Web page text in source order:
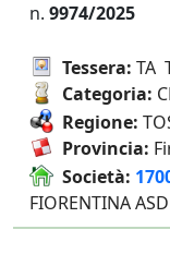
n. 9974/2025
Tessera: TA
Categoria:
Regione:
Provincia:
Società:
FIORENTINA